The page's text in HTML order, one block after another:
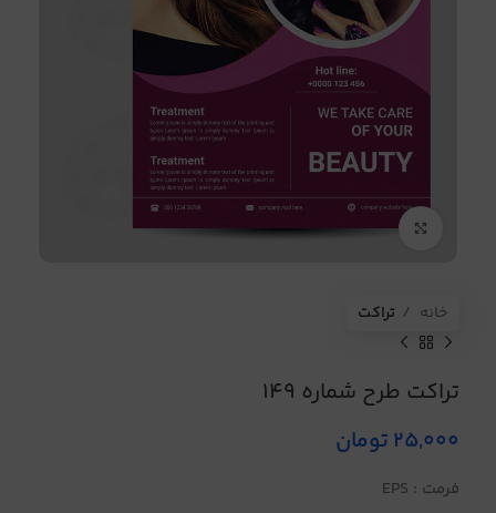
برای بزرگنمایی کلیک کنید
خانه تراکت
تراکت طرح شماره 149
25,000تومان
فرمت : EPS